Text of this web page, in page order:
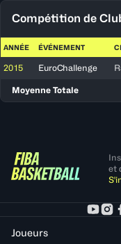
Compétition de
ANNÉE ÉVÉNEMENT
2015 EuroChallenge
Moyenne Totale
et
Joueurs